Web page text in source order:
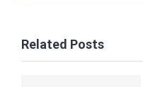
Related Posts